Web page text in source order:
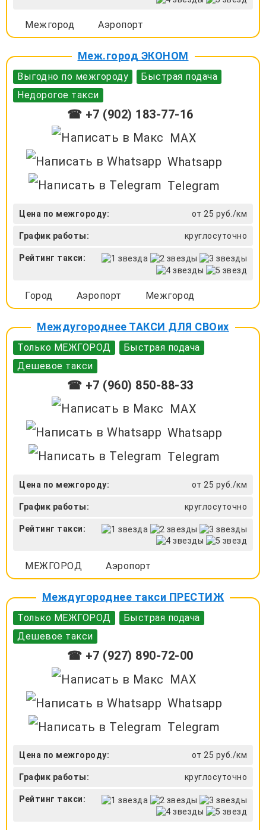
Межгород Аэропорт
Меж.город ЭКОНОМ
Выгодно по межгороду
Быстрая подача
Недорогое такси
☎ +7 (902) 183-77-16
MAX
Whatsapp
Telegram
Цена по межгороду: от 25 руб./км
График работы: круглосуточно
Рейтинг такси:
Город Аэропорт Межгород
Междугороднее ТАКСИ ДЛЯ СВОих
Только МЕЖГОРОД
Быстрая подача
Дешевое такси
☎ +7 (960) 850-88-33
MAX
Whatsapp
Telegram
Цена по межгороду: от 25 руб./км
График работы: круглосуточно
Рейтинг такси:
МЕЖГОРОД Аэропорт
Междугороднее такси ПРЕСТИЖ
Только МЕЖГОРОД
Быстрая подача
Дешевое такси
☎ +7 (927) 890-72-00
MAX
Whatsapp
Telegram
Цена по межгороду: от 25 руб./км
График работы: круглосуточно
Рейтинг такси: